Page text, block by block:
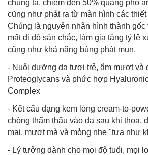
chúng ta, chiếm đến 50% quang phổ
cũng như phát ra từ màn hình các
Chúng là nguyên nhân hình thành
mất đi độ săn chắc, làm gia tăng tỷ lệ
cũng như khả năng bùng phát mụn.
- Nuôi dưỡng da tươi trẻ, ẩm mượt và
Proteoglycans và phức hợp
Complex
- Kết cấu dạng kem lỏng cream-to-
chóng thẩm thấu vào da sau khi thoa,
mại, mượt mà và mỏng nhẹ "tựa như
- Lý tưởng dành cho mọi độ tuổi, mọi